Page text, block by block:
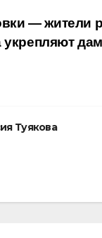
— жители
Туякова